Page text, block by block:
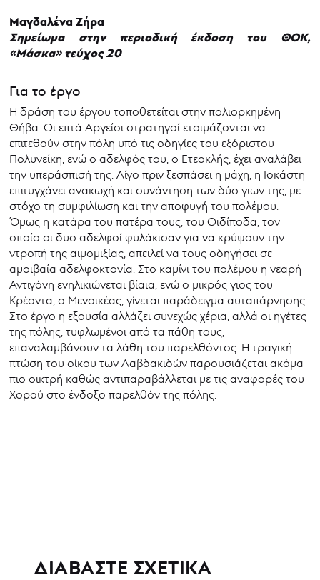
Μαγδαλένα Ζήρα
Σημείωμα στην περιοδική έκδοση του ΘΟΚ,
«Μάσκα» τεύχος 20
Για το έργο
Η δράση του έργου τοποθετείται στην πολιορκημένη
Θήβα. Οι επτά Αργείοι στρατηγοί ετοιμάζονται να
επιτεθούν στην πόλη υπό τις οδηγίες του εξόριστου
Πολυνείκη, ενώ ο αδελφός του, ο Ετεοκλής, έχει αναλάβει
την υπεράσπισή της. Λίγο πριν ξεσπάσει η μάχη, η Ιοκάστη
επιτυγχάνει ανακωχή και συνάντηση των δύο γιων της, με
στόχο τη συμφιλίωση και την αποφυγή του πολέμου.
Όμως η κατάρα του πατέρα τους, του Οιδίποδα, τον
οποίο οι δυο αδελφοί φυλάκισαν για να κρύψουν την
ντροπή της αιμομιξίας, απειλεί να τους οδηγήσει σε
αμοιβαία αδελφοκτονία. Στο καμίνι του πολέμου η νεαρή
Αντιγόνη ενηλικιώνεται βίαια, ενώ ο μικρός γιος του
Κρέοντα, ο Μενοικέας, γίνεται παράδειγμα αυταπάρνησης.
Στο έργο η εξουσία αλλάζει συνεχώς χέρια, αλλά οι ηγέτες
της πόλης, τυφλωμένοι από τα πάθη τους,
επαναλαμβάνουν τα λάθη του παρελθόντος. Η τραγική
πτώση του οίκου των Λαβδακιδών παρουσιάζεται ακόμα
πιο οικτρή καθώς αντιπαραβάλλεται με τις αναφορές του
Xορού στο ένδοξο παρελθόν της πόλης.
ΔΙΑΒΑΣΤΕ ΣΧΕΤΙΚΑ